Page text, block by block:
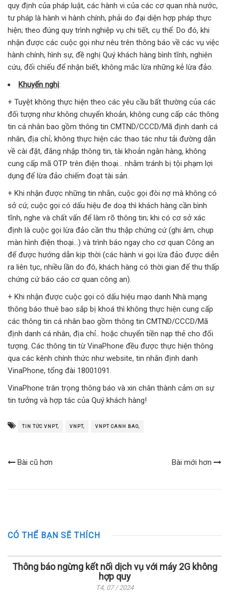
quy định của pháp luật, các hành vi của các cơ quan nhà nước,
tư pháp là hành vi hành chính, phải do đại diện hợp pháp thực
hiện; theo đúng quy trình nghiệp vụ chi tiết, cụ thể. Do đó, khi
nhận được các cuộc gọi như nêu trên thông báo về các vụ việc
hành chính, hình sự, đề nghị Quý khách hàng bình tĩnh, nghiên
cứu, đối chiếu để nhận biết, không mắc lừa những kẻ lừa đảo.
Khuyến nghị:
+ Tuyệt không thực hiện theo các yêu cầu bất thường của các
đối tượng như không chuyển khoản, không cung cấp các thông
tin cá nhân bao gồm thông tin CMTND/CCCD/Mã định danh cá
nhân, địa chỉ; không thực hiện các thao tác như tải đường dẫn
về cài đặt, đăng nhập thông tin, tài khoản ngân hàng, không
cung cấp mã OTP trên điện thoại… nhằm tránh bị tội phạm lợi
dụng để lừa đảo chiếm đoạt tài sản.
+ Khi nhận được những tin nhắn, cuộc gọi đòi nợ mà không có
sở cứ, cuộc gọi có dấu hiệu đe doạ thì khách hàng cần bình
tĩnh, nghe và chất vấn để làm rõ thông tin; khi có cơ sở xác
định là cuộc gọi lừa đảo cần thu thập chứng cứ (ghi âm, chụp
màn hình điện thoại…) và trình báo ngay cho cơ quan Công an
để được hướng dẫn kịp thời (các hành vi gọi lừa đảo được diễn
ra liên tục, nhiều lần do đó, khách hàng có thời gian để thu thấp
chứng cứ báo cáo cơ quan công an).
+ Khi nhận được cuộc gọi có dấu hiệu mạo danh Nhà mạng
thông báo thuê bao sắp bị khoá thì không thực hiện cung cấp
các thông tin cá nhân bao gồm thông tin CMTND/CCCD/Mã
định danh cá nhân, địa chỉ.. hoặc chuyển tiền nạp thẻ cho đối
tượng. Các thông tin từ VinaPhone đều được thực hiện thông
qua các kênh chính thức như website, tin nhắn định danh
VinaPhone, tổng đài 18001091.
VinaPhone trân trọng thông báo và xin chân thành cảm ơn sự
tin tưởng và hợp tác của Quý khách hàng!
TIN TỨC VNPT, VNPT, VNPT CANH BAO,
Bài cũ hơn Bài mới hơn
CÓ THỂ BẠN SẼ THÍCH
Thông báo ngừng kết nối dịch vụ với máy 2G không
hợp quy
T4, 07 / 2024